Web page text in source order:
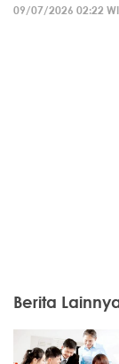
09/07/2026 02:22
Berita